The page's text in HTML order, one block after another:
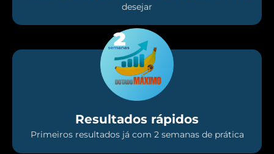
desejar
Resultados rápidos
Primeiros resultados já com 2 semanas de prática